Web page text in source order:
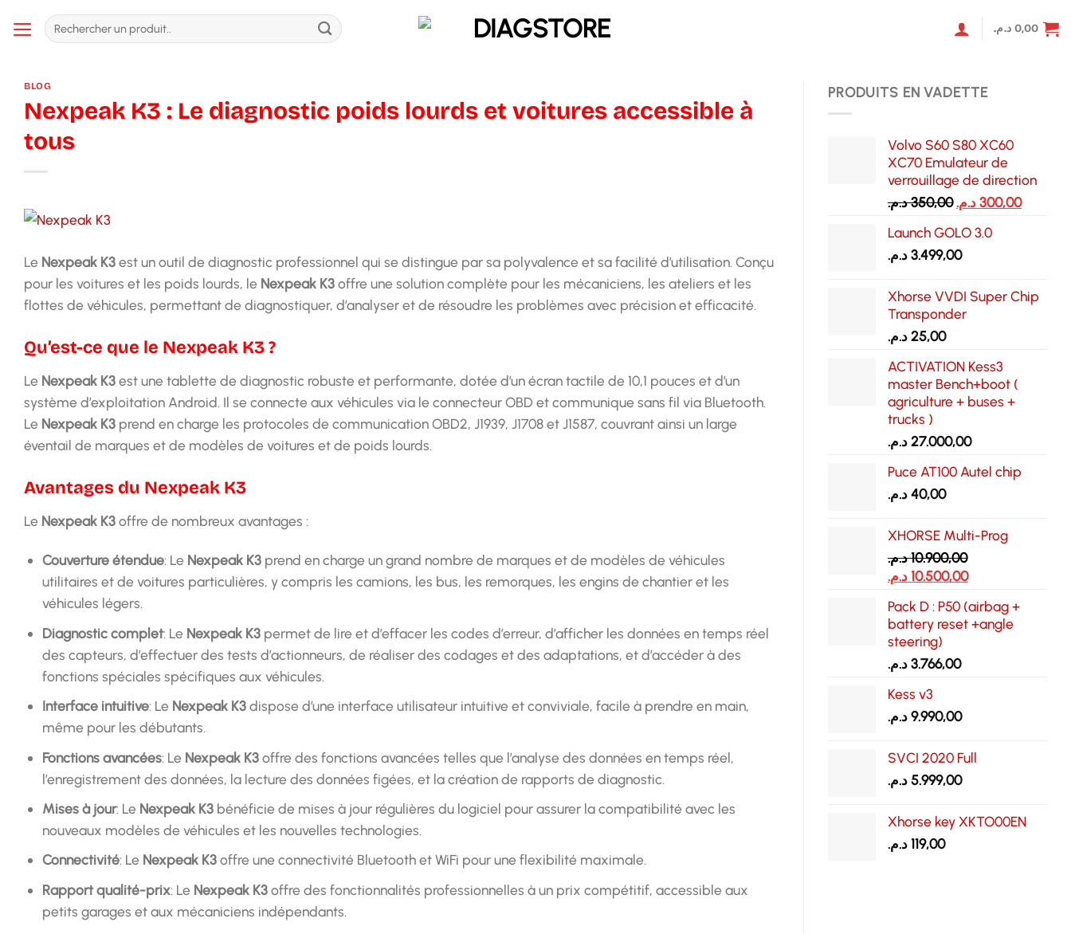
au
Recherche
pour :
0,00 د.م.
BLOG
Nexpeak K3 : Le diagnostic poids lourds et voitures accessible à
tous
Le Nexpeak K3est un outil de diagnostic professionnel qui se distingue par sa polyvalence et sa facilité d’utilisation. Conçu
pour les voitures et les poids lourds, le Nexpeak K3offre une solution complète pour les mécaniciens, les ateliers et les
flottes de véhicules, permettant de diagnostiquer, d’analyser et de résoudre les problèmes avec précision et efficacité.
Qu’est-ce que le Nexpeak K3 ?
Le Nexpeak K3est une tablette de diagnostic robuste et performante, dotée d’un écran tactile de 10,1 pouces et d’un
système d’exploitation Android. Il se connecte aux véhicules via le connecteur OBD et communique sans fil via Bluetooth.
Le Nexpeak K3 prend en charge les protocoles de communication OBD2, J1939, J1708 et J1587, couvrant ainsi un large
éventail de marques et de modèles de voitures et de poids lourds.
Avantages du Nexpeak K3
Le Nexpeak K3offre de nombreux avantages :
Couverture étendue: Le Nexpeak K3prend en charge un grand nombre de marques et de modèles de véhicules
utilitaires et de voitures particulières, y compris les camions, les bus, les remorques, les engins de chantier et les
véhicules légers.
Diagnostic complet: Le Nexpeak K3permet de lire et d’effacer les codes d’erreur, d’afficher les données en temps réel
des capteurs, d’effectuer des tests d’actionneurs, de réaliser des codages et des adaptations, et d’accéder à des
fonctions spéciales spécifiques aux véhicules.
Interface intuitive: Le Nexpeak K3dispose d’une interface utilisateur intuitive et conviviale, facile à prendre en main,
même pour les débutants.
Fonctions avancées: Le Nexpeak K3offre des fonctions avancées telles que l’analyse des données en temps réel,
l’enregistrement des données, la lecture des données figées, et la création de rapports de diagnostic.
Mises à jour: Le Nexpeak K3bénéficie de mises à jour régulières du logiciel pour assurer la compatibilité avec les
nouveaux modèles de véhicules et les nouvelles technologies.
Connectivité: Le Nexpeak K3offre une connectivité Bluetooth et WiFi pour une flexibilité maximale.
Rapport qualité-prix: Le Nexpeak K3offre des fonctionnalités professionnelles à un prix compétitif, accessible aux
petits garages et aux mécaniciens indépendants.
PRODUITS EN VADETTE
Volvo S60 S80 XC60
XC70 Emulateur de
verrouillage de direction
350,00د.م.
Le
initial
était :
300,00د.م.
Le
Launch GOLO 3.0
3.499,00د.م.
Xhorse VVDI Super Chip
Transponder
25,00د.م.
ACTIVATION Kess3
master Bench+boot (
agriculture + buses +
trucks )
27.000,00د.م.
Puce AT100 Autel chip
40,00د.م.
XHORSE Multi-Prog
10.900,00د.م.
Le
initial
était :
10.500,00د.م.
Le
actuel
est :
Pack D : P50 (airbag +
battery reset +angle
steering)
3.766,00د.م.
Kess v3
9.990,00د.م.
SVCI 2020 Full
5.999,00د.م.
Xhorse key XKTO00EN
119,00د.م.